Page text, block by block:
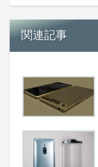
関連記事